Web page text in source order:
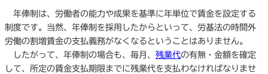
年俸制は、労働者の能力や成果を基準に年単位で賃金を設定する
制度です。当然、年俸制を採用したからといって、労基法の時間外
労働の割増賃金の支払義務がなくなるということはありません。
したがって、年俸制の場合も、毎月、 残業代の有無・金額を確定
して、所定の賃金支払期限までに残業代を支払わなければなりませ